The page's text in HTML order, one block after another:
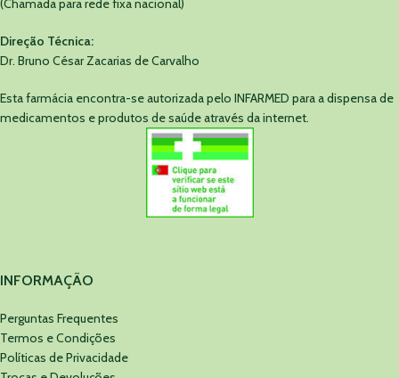
(Chamada para rede fixa nacional)
Direção Técnica:
Dr. Bruno César Zacarias de Carvalho
Esta farmácia encontra-se autorizada pelo INFARMED para a dispensa de
medicamentos e produtos de saúde através da internet.
INFORMAÇÃO
Perguntas Frequentes
Termos e Condições
Políticas de Privacidade